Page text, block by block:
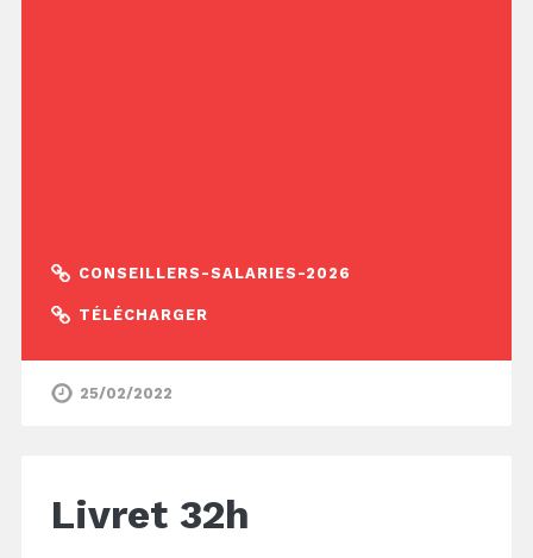
CONSEILLERS-SALARIES-2026
TÉLÉCHARGER
25/02/2022
Livret 32h